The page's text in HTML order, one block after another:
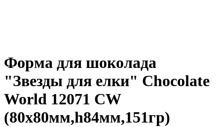
Форма для шоколада
"Звезды для елки" Chocolate
World 12071 CW
(80x80мм,h84мм,151гр)